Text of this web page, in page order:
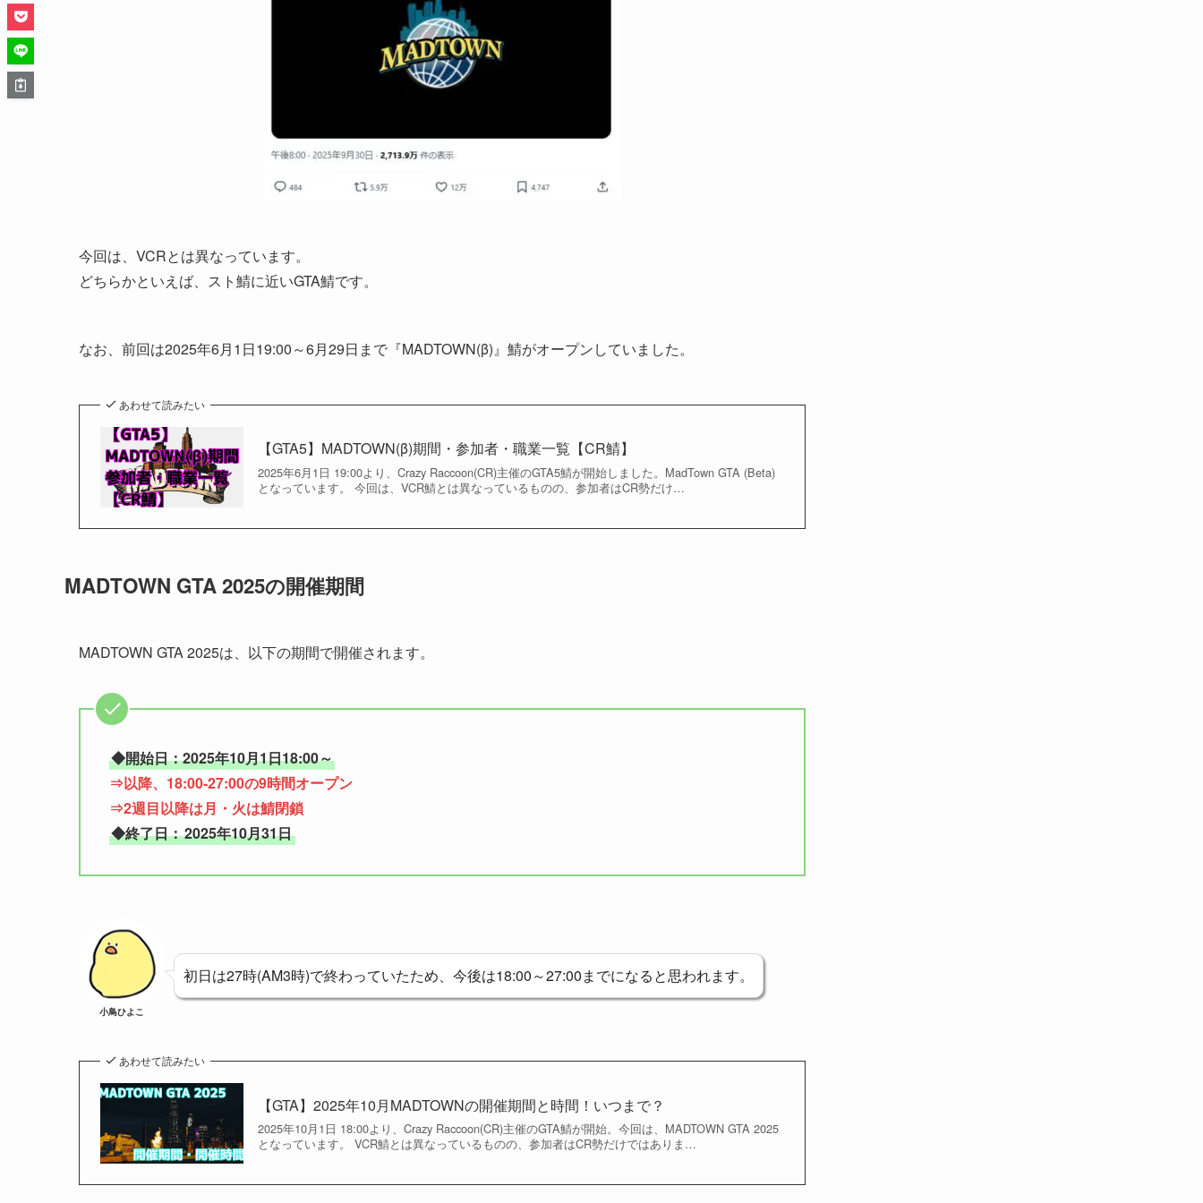
今回は、VCRとは異なっています。
どちらかといえば、スト鯖に近いGTA鯖です。
なお、前回は2025年6月1日19:00～6月29日まで『MADTOWN(β)』鯖がオープンしていました。
あわせて読みたい
【GTA5】MADTOWN(β)期間・参加者・職業一覧【CR鯖】
2025年6月1日 19:00より、Crazy Raccoon(CR)主催のGTA5鯖が開始しました。MadTown GTA (Beta)
となっています。 今回は、VCR鯖とは異なっているものの、参加者はCR勢だけ…
MADTOWN GTA 2025の開催期間
MADTOWN GTA 2025は、以下の期間で開催されます。
◆開始日：2025年10月1日18:00～
⇒以降、18:00-27:00の9時間オープン
⇒2週目以降は月・火は鯖閉鎖
◆終了日：2025年10月31日
小鳥ひよこ
初日は27時(AM3時)で終わっていたため、今後は18:00～27:00までになると思われます。
あわせて読みたい
【GTA】2025年10月MADTOWNの開催期間と時間！いつまで？
2025年10月1日 18:00より、Crazy Raccoon(CR)主催のGTA鯖が開始。今回は、MADTOWN GTA 2025
となっています。 VCR鯖とは異なっているものの、参加者はCR勢だけではありま…